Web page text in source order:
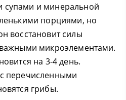
и минеральной
порциями, но
восстановит силы
микроэлементами.
на 3-4 день.
перечисленными
грибы.